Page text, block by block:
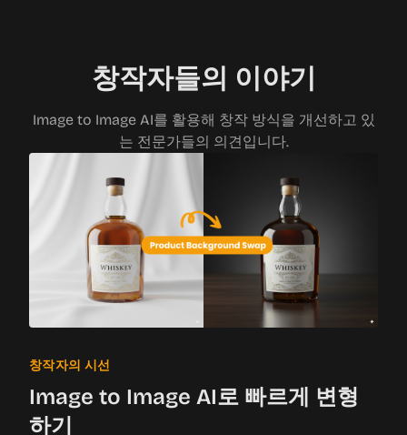
창작자들의 이야기
Image to Image AI를 활용해 창작 방식을 개선하고 있
는 전문가들의 의견입니다.
창작자의 시선
Image to Image AI로 빠르게 변형
하기